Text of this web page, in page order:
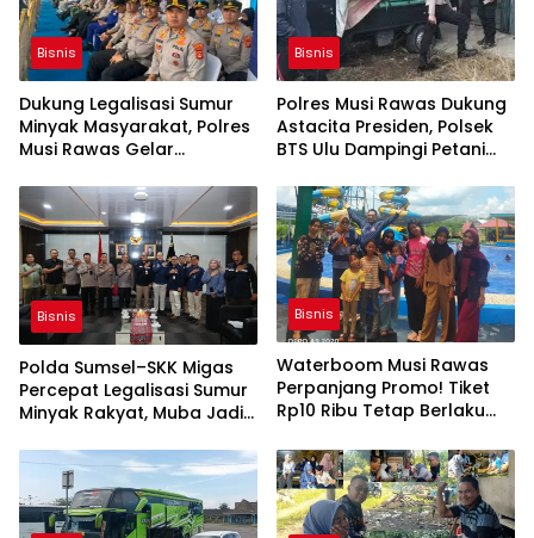
Bisnis
Dukung Legalisasi Sumur
Minyak Masyarakat, Polres
Musi Rawas Gelar
Bersama di Muara Lakitan
Bisnis
Polres Musi Rawas Dukung
Astacita Presiden, Polsek
BTS Ulu Dampingi Petani
Bulog
Bisnis
Polda Sumsel–SKK Migas
Percepat Legalisasi Sumur
Minyak Rakyat, Muba Jadi
Bisnis
Waterboom Musi Rawas
Perpanjang Promo! Tiket
Rp10 Ribu Tetap Berlaku
Lengkap, Aman dan
Nyaman